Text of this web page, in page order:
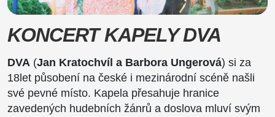
KONCERT KAPELY DVA
DVA (Jan Kratochvíl a Barbora Ungerová) si za
18let působení na české i mezinárodní scéně našli
své pevné místo. Kapela přesahuje hranice
zavedených hudebních žánrů a doslova mluví svým